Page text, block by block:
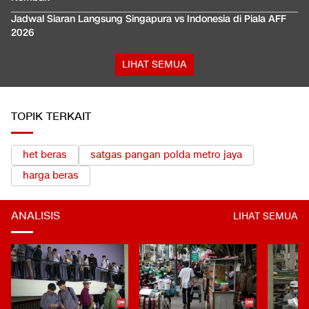
Jadwal Siaran Langsung Singapura vs Indonesia di Piala AFF
2026
LIHAT SEMUA
TOPIK TERKAIT
het beras
satgas pangan polda metro jaya
harga beras
ANALISIS LIHAT SEMUA